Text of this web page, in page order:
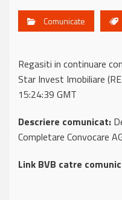
Comunicate
Regasiti in continuare
Star Invest Imobiliare
15:24:39 GMT
Descriere comunicat:
Completare Convocare
Link BVB catre